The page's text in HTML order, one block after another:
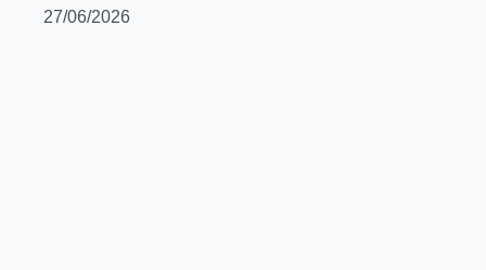
27/06/2026